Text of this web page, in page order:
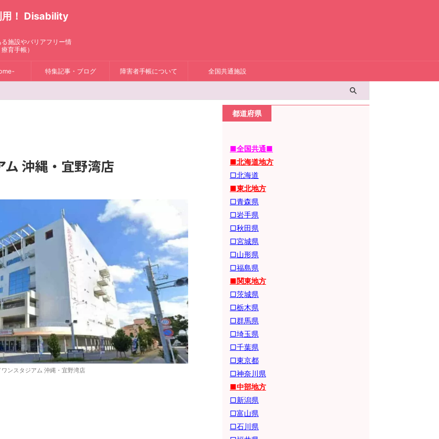
用！ Disability
施設やバリアフリー情
育手帳）
特集記事・ブログ 障害者手帳について 全国共通施設
沖縄・宜野湾店
ンスタジアム 沖縄・宜野湾店
都道府県
■全国共通■
■北海道地方
□北海道
■東北地方
□青森県
□岩手県
□秋田県
□宮城県
□山形県
□福島県
■関東地方
□茨城県
□栃木県
□群馬県
□埼玉県
□千葉県
□東京都
□神奈川県
■中部地方
□新潟県
□富山県
□石川県